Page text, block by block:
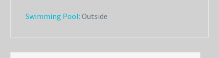
Swimming Pool: Outside